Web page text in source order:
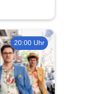
20:00 Uhr